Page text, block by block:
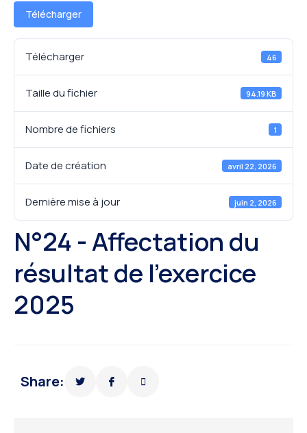
Télécharger
Télécharger 46
Taille du fichier 94.19 KB
Nombre de fichiers 1
Date de création avril 22, 2026
Dernière mise à jour juin 2, 2026
N°24 - Affectation du
résultat de l’exercice
2025
Share: